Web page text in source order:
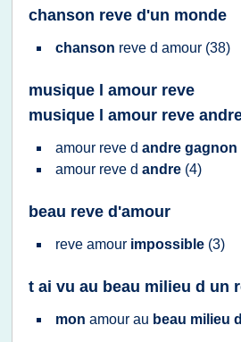
chanson reve d'un monde
chanson reve d amour (38)
musique l amour reve
musique l amour reve
amour reve d andre gagnon
amour reve d andre (4)
beau reve d'amour
reve amour impossible (3)
t ai vu au beau milieu d un
mon amour au beau milieu